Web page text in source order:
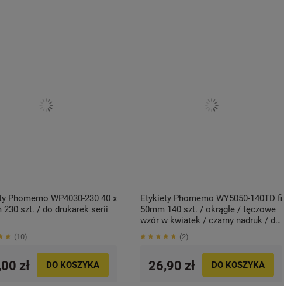
Phomemo WP4030-230 40 x
230 szt. / do drukarek serii
10
zł DO KOSZYKA
Etykiety Phomemo WY5050-140TD fi
50mm 140 szt. / okrągłe / tęczowe
wzór w kwiatek / czarny nadruk / do
drukarek serii M
2
26,90 zł DO KOSZYKA